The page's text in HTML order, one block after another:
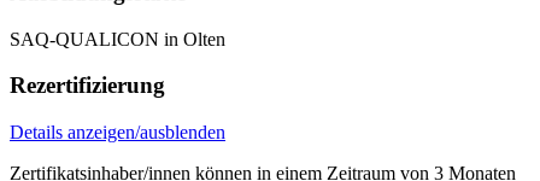
SAQ-QUALICON in Olten
Rezertifizierung
Details anzeigen/ausblenden
Zertifikatsinhaber/innen können in einem Zeitraum von 3 Monaten